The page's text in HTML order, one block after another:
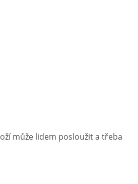
může lidem posloužit a třeba